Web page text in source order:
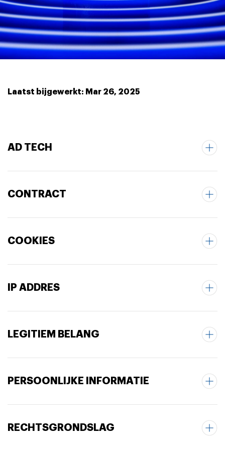
Laatst bijgewerkt: Mar 26, 2025
AD TECH
CONTRACT
COOKIES
IP ADDRES
LEGITIEM BELANG
PERSOONLIJKE INFORMATIE
RECHTSGRONDSLAG